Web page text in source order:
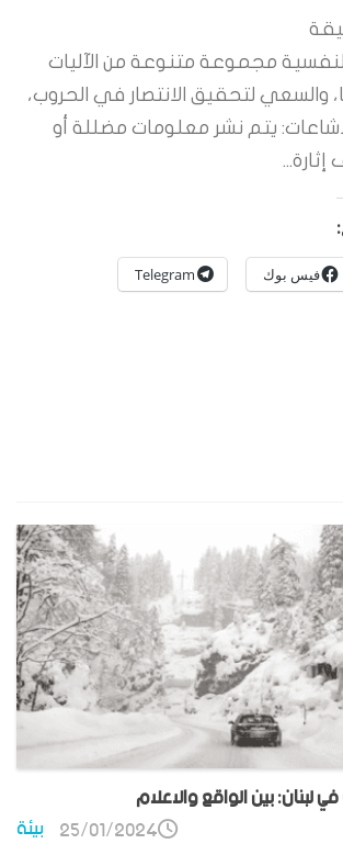
مجموعة متنوعة من الآليات
والسعي لتحقيق الانتصار في الحروب،
يتم نشر معلومات مضللة أو
فيس بوك Telegram
لبنان: بين الواقع والاعلام
بيئة 25/01/2024